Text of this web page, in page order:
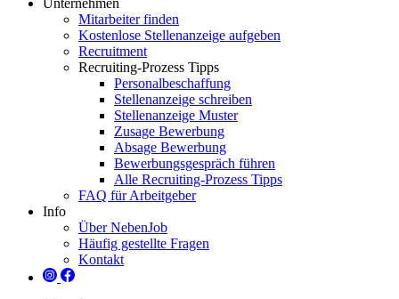
Unternehmen
Mitarbeiter finden
Kostenlose Stellenanzeige aufgeben
Recruitment
Recruiting-Prozess Tipps
Personalbeschaffung
Stellenanzeige schreiben
Stellenanzeige Muster
Zusage Bewerbung
Absage Bewerbung
Bewerbungsgespräch führen
Alle Recruiting-Prozess Tipps
FAQ für Arbeitgeber
Info
Über NebenJob
Häufig gestellte Fragen
Kontakt